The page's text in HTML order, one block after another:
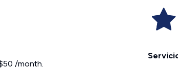
/month.